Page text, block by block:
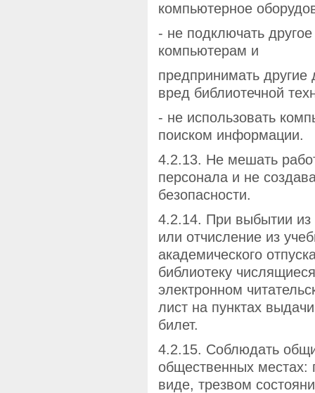
компьютерное
- не подключать
компьютерам и
предпринимать другие
вред библиотечной
- не использовать
поиском информации.
4.2.13. Не мешать
персонала и не
безопасности.
4.2.14. При выбытии из
или отчисление из
академического
библиотеку
электронном
лист на пунктах
билет.
4.2.15. Соблюдать
общественных местах:
виде, трезвом